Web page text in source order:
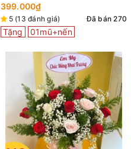
399.000₫
5 (13 đánh giá) Đã bán 270
Tặng 01mũ+nến